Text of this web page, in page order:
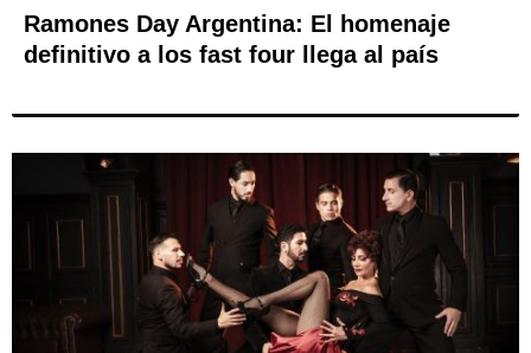
Ramones Day Argentina: El homenaje
definitivo a los fast four llega al país